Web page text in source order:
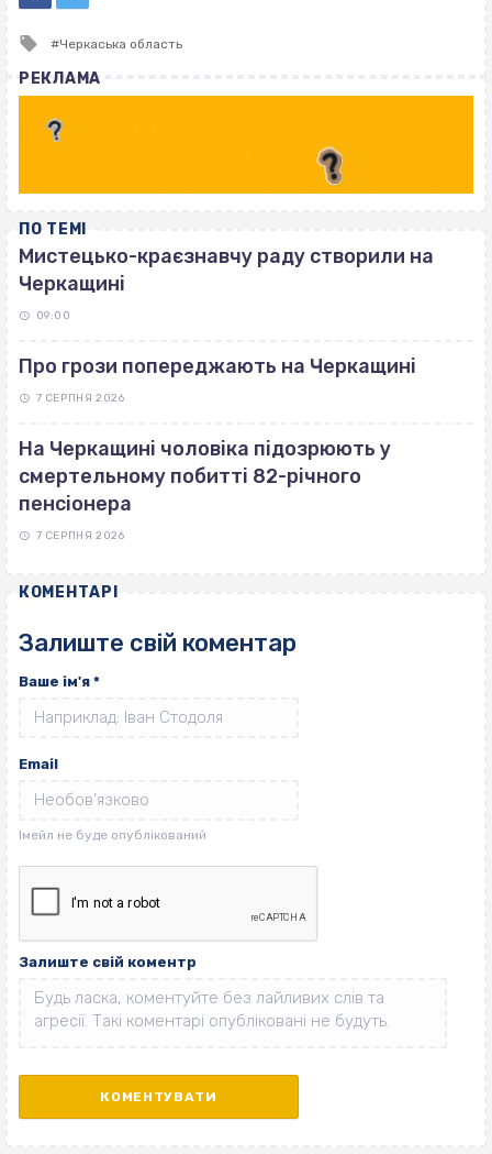
Tagged
Черкаська область
РЕКЛАМА
ПО ТЕМІ
Мистецько-краєзнавчу раду створили на
Черкащині
09:00
Про грози попереджають на Черкащині
7 СЕРПНЯ 2026
На Черкащині чоловіка підозрюють у
смертельному побитті 82-річного
пенсіонера
7 СЕРПНЯ 2026
КОМЕНТАРІ
Залиште свій коментар
Ваше ім'я *
Email
Залиште свій коментр